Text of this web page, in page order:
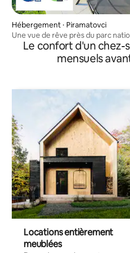
Hébergement ⋅ Piramatovci
Une vue de rêve près du parc
Le confort d'un chez-
mensuels
Locations entièrement
meublées